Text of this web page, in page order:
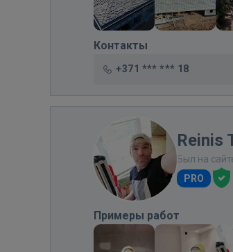
Контакты
+371 *** *** 18
Reinis
Был на
PRO
Примеры работ